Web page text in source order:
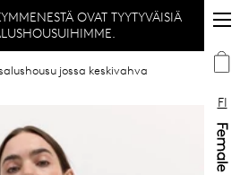
FI
OVAT TYYTYVÄISIÄ
jossa keskivahva